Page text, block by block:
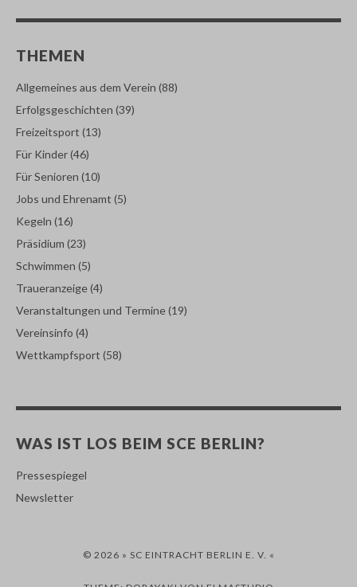
THEMEN
Allgemeines aus dem Verein (88)
Erfolgsgeschichten (39)
Freizeitsport (13)
Für Kinder(46)
Für Senioren (10)
Jobs und Ehrenamt (5)
Kegeln (16)
Präsidium (23)
Schwimmen (5)
Traueranzeige(4)
Veranstaltungen und Termine(19)
Vereinsinfo (4)
Wettkampfsport (58)
WAS IST LOS BEIM SCE BERLIN?
Pressespiegel
Newsletter
© 2026 » SC EINTRACHT BERLIN E. V. «